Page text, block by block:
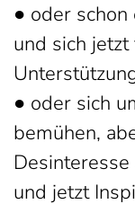
● oder
und sich
● oder sich
bemühen,
und jetzt